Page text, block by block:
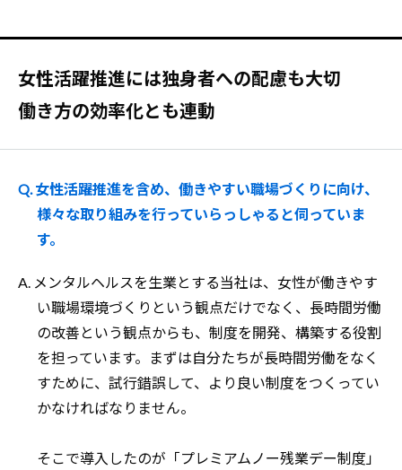
女性活躍推進には独身者への配慮も大切
働き方の効率化とも連動
Q. 女性活躍推進を含め、働きやすい職場づくりに向け、
様々な取り組みを行っていらっしゃると伺っていま
す。
A. メンタルヘルスを生業とする当社は、女性が働きやす
い職場環境づくりという観点だけでなく、長時間労働
の改善という観点からも、制度を開発、構築する役割
を担っています。まずは自分たちが長時間労働をなく
すために、試行錯誤して、より良い制度をつくってい
かなければなりません。
そこで導入したのが「プレミアムノー残業デー制度」